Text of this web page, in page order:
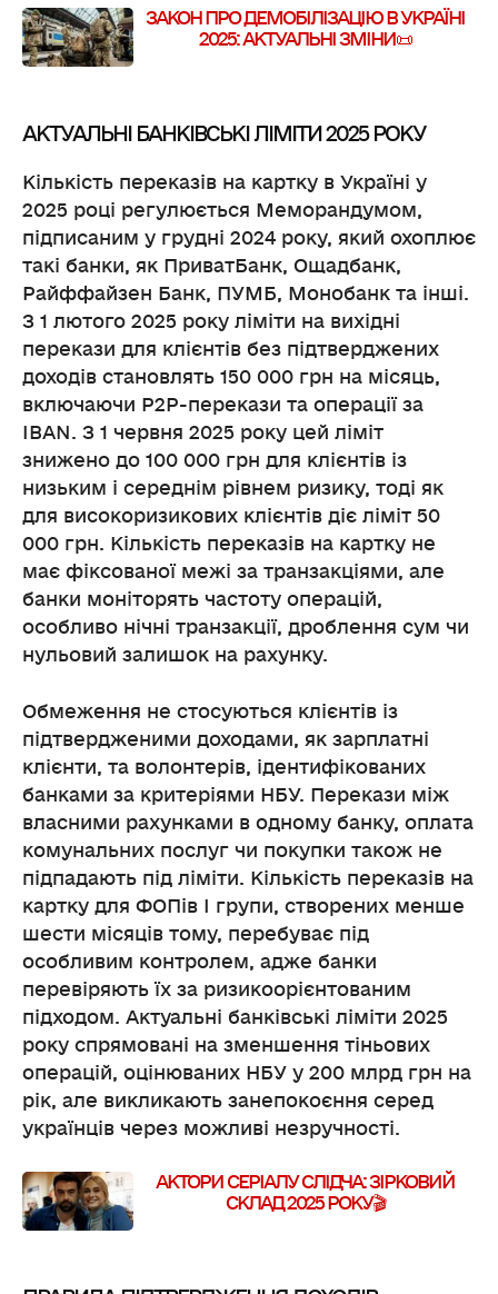
ЗАКОН ПРО ДЕМОБІЛІЗАЦІЮ В УКРАЇНІ
2025: АКТУАЛЬНІ ЗМІНИ📜
АКТУАЛЬНІ БАНКІВСЬКІ ЛІМІТИ 2025 РОКУ
Кількість переказів на картку в Україні у
2025 році регулюється Меморандумом,
підписаним у грудні 2024 року, який охоплює
такі банки, як ПриватБанк, Ощадбанк,
Райффайзен Банк, ПУМБ, Монобанк та інші.
З 1 лютого 2025 року ліміти на вихідні
перекази для клієнтів без підтверджених
доходів становлять 150 000 грн на місяць,
включаючи P2P-перекази та операції за
IBAN. З 1 червня 2025 року цей ліміт
знижено до 100 000 грн для клієнтів із
низьким і середнім рівнем ризику, тоді як
для високоризикових клієнтів діє ліміт 50
000 грн. Кількість переказів на картку не
має фіксованої межі за транзакціями, але
банки моніторять частоту операцій,
особливо нічні транзакції, дроблення сум чи
нульовий залишок на рахунку.
Обмеження не стосуються клієнтів із
підтвердженими доходами, як зарплатні
клієнти, та волонтерів, ідентифікованих
банками за критеріями НБУ. Перекази між
власними рахунками в одному банку, оплата
комунальних послуг чи покупки також не
підпадають під ліміти. Кількість переказів на
картку для ФОПів І групи, створених менше
шести місяців тому, перебуває під
особливим контролем, адже банки
перевіряють їх за ризикоорієнтованим
підходом. Актуальні банківські ліміти 2025
року спрямовані на зменшення тіньових
операцій, оцінюваних НБУ у 200 млрд грн на
рік, але викликають занепокоєння серед
українців через можливі незручності.
АКТОРИ СЕРІАЛУ СЛІДЧА: ЗІРКОВИЙ
СКЛАД 2025 РОКУ🎬